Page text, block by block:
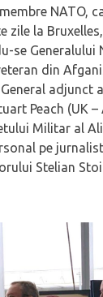
NATO,
zile la
se Generalului
din
adjunct
Peach (UK –
Militar al
pe
Stelian